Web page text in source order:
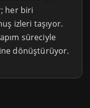
her biri
izleri taşıyor.
süreciyle
dönüştürüyor.